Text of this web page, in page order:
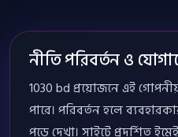
নীতি পরিবর্তন ও
1030 bd প্রয়োজনে এই
পারে। পরিবর্তন হলে
পড়ে দেখা। সাইটে প্রদর্শিত